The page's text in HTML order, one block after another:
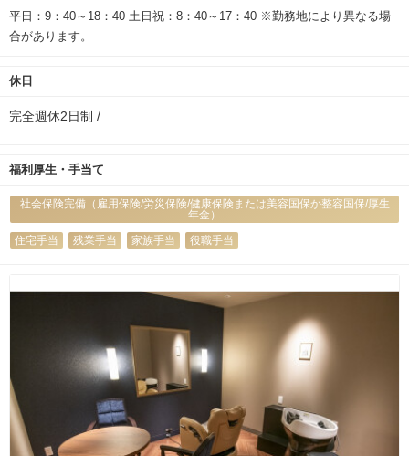
平日：9：40～18：40 土日祝：8：40～17：40 ※勤務地により異なる場
合があります。
休日
完全週休2日制 /
福利厚生・手当て
社会保険完備（雇用保険/労災保険/健康保険または美容国保か整容国保/厚生
年金）
住宅手当
残業手当 家族手当 役職手当